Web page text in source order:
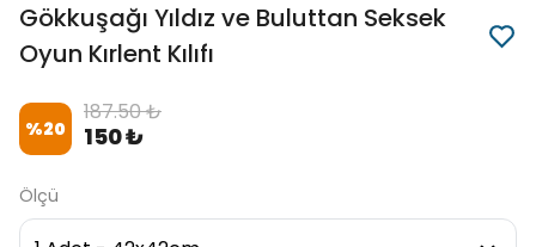
Gökkuşağı Yıldız ve Buluttan Seksek
Oyun Kırlent Kılıfı
%20
187.50 ₺
150 ₺
Ölçü